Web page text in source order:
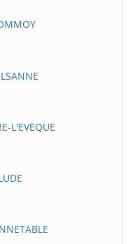
L'EVEQUE